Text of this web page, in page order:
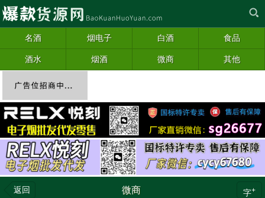
名酒 烟电子 白酒 食品
酒水 烟酒 微商 其他
返回 微商 字+